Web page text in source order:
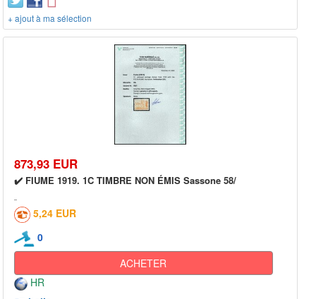
+ ajout à ma sélection
873,93 EUR
✔️ FIUME 1919. 1C TIMBRE NON ÉMIS Sassone 58/
5,24 EUR
0
ACHETER
HR